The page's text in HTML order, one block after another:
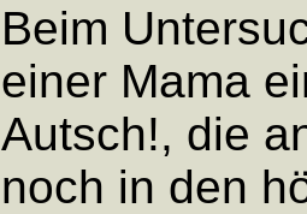
Beim
einer Mama
Autsch!, die
noch in den